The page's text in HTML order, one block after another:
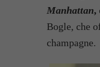
Manhattan,
Bogle, che
champagne.